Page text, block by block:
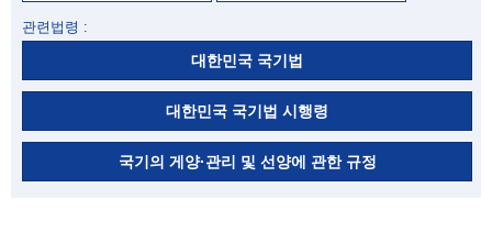
관련법령 :
대한민국 국기법
대한민국 국기법 시행령
국기의 게양·관리 및 선양에 관한 규정